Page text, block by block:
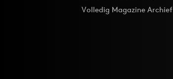
Volledig Magazine Archief